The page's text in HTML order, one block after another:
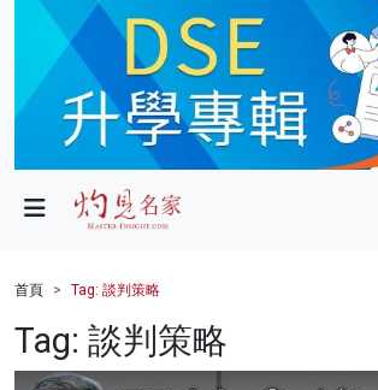
政局
財經
健康
首頁 Tag: 談判策略
Tag: 談判策略